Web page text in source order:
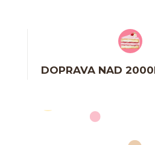
DOPRAVA NAD